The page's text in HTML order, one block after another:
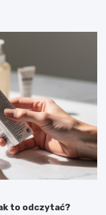
to odczytać?